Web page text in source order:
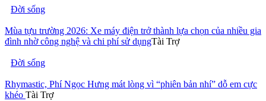
Đời sống
Mùa tựu trường 2026: Xe máy điện trở thành lựa chọn của nhiều gia
đình nhờ công nghệ và chi phí sử dụngTài Trợ
Đời sống
Rhymastic, Phí Ngọc Hưng mát lòng vì “phiên bản nhí” dỗ em cực
khéo Tài Trợ